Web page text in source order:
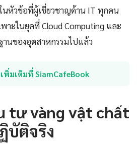
นหัวข้อที่ผู้เชี่ยวชาญด้าน IT ทุกคน
พาะในยุคที่ Cloud Computing และ
านของอุตสาหกรรมไปแล้ว
พิ่มเติมที่ SiamCafeBook
tư vàng vật chất
ติจริง